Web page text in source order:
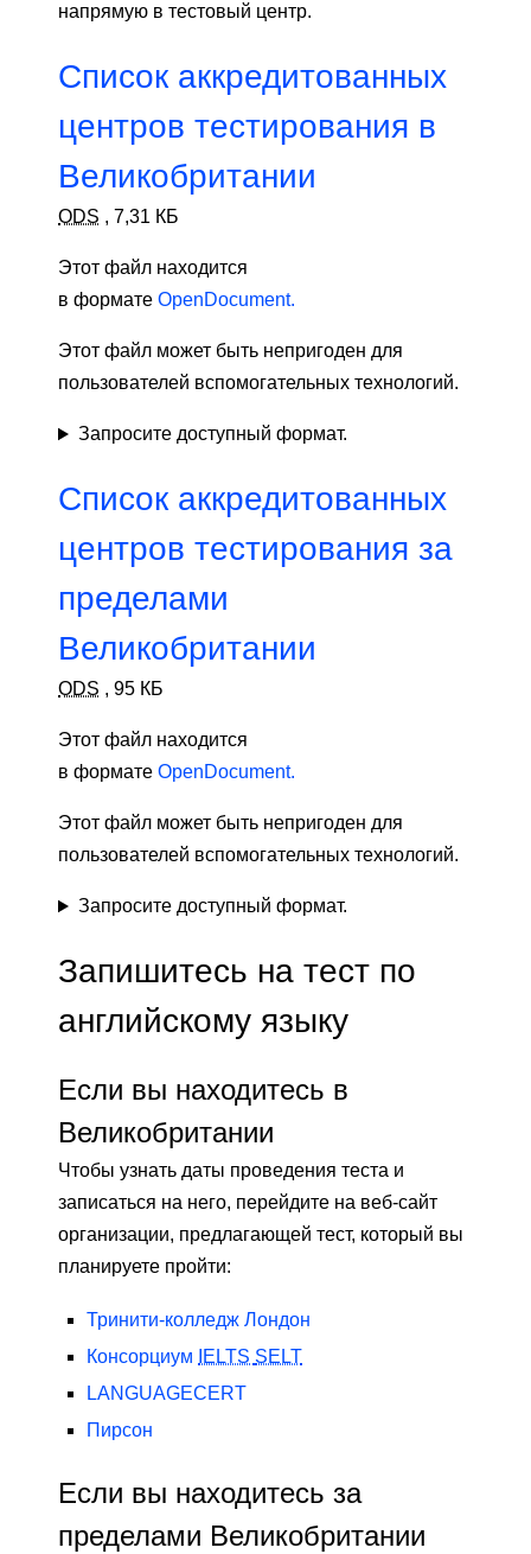
напрямую в тестовый центр.
Список аккредитованных
центров тестирования в
Великобритании
ODS , 7,31 КБ
Этот файл находится
в формате OpenDocument.
Этот файл может быть непригоден для
пользователей вспомогательных технологий.
Запросите доступный формат.
Список аккредитованных
центров тестирования за
пределами
Великобритании
ODS , 95 КБ
Этот файл находится
в формате OpenDocument.
Этот файл может быть непригоден для
пользователей вспомогательных технологий.
Запросите доступный формат.
Запишитесь на тест по
английскому языку
Если вы находитесь в
Великобритании
Чтобы узнать даты проведения теста и
записаться на него, перейдите на веб-сайт
организации, предлагающей тест, который вы
планируете пройти:
Тринити-колледж Лондон
Консорциум
IELTS SELT
LANGUAGECERT
Пирсон
Если вы находитесь за
пределами Великобритании